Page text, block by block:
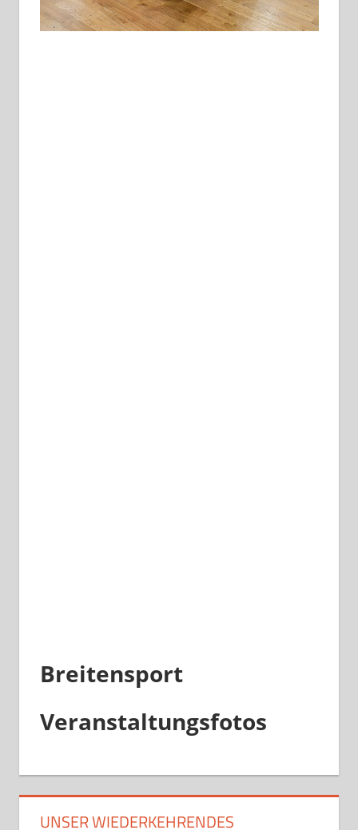
Breitensport
Veranstaltungsfotos
UNSER WIEDERKEHRENDES